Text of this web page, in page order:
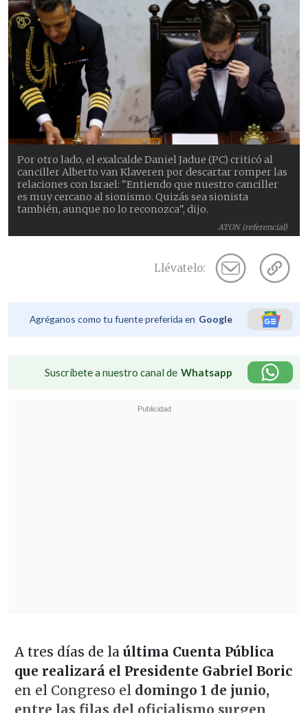
ATON (referencial)
Por otro lado, el exalcalde Daniel Jadue (PC) criticó al
canciller Alberto van Klaveren por descartar romper las
relaciones con Israel: "Entiendo que nuestro canciller
es muy cercano al sionismo. Quizás sea sionista
también, aunque no lo reconozca", dijo.
Llévatelo:
Agréganos como tu fuente preferida en Google
Suscríbete a nuestro canal de Whatsapp
A tres días de la última Cuenta Pública
que realizará el Presidente Gabriel Boric
en el Congreso el domingo 1 de junio,